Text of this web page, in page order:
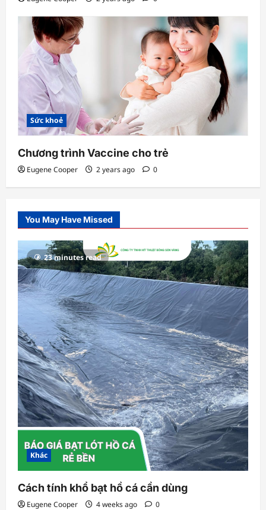
Sức khoẻ
Chương trình Vaccine cho trẻ
Eugene Cooper 2 years ago 0
You May Have Missed
23 minutes read
Khác
Cách tính khổ bạt hồ cá cần dùng
Eugene Cooper 4 weeks ago 0